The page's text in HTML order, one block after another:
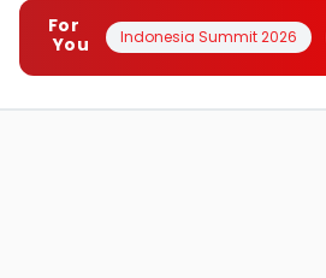
For
You
Indonesia Summit 2026